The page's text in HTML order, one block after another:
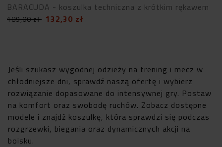
BARACUDA - koszulka techniczna z krótkim rękawem
189,00zł 132,30 zł
Jeśli szukasz wygodnej odzieży na trening i mecz w
chłodniejsze dni, sprawdź naszą ofertę i wybierz
rozwiązanie dopasowane do intensywnej gry. Postaw
na komfort oraz swobodę ruchów. Zobacz dostępne
modele i znajdź koszulkę, która sprawdzi się podczas
rozgrzewki, biegania oraz dynamicznych akcji na
boisku.